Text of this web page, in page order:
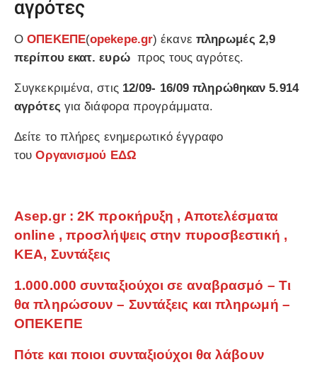
αγρότες
ΟΟΠΕΚΕΠΕ(opekepe.gr) έκανε πληρωμές 2,9
περίπου εκατ. ευρώ προς τους αγρότες.
Συγκεκριμένα, στις 12/09- 16/09 πληρώθηκαν 5.914
αγρότες για διάφορα προγράμματα.
Δείτε το πλήρες ενημερωτικό έγγραφο
τουΟργανισμού ΕΔΩ
Asep.gr : 2Κ προκήρυξη , Αποτελέσματα
online , προσλήψεις στην πυροσβεστική ,
ΚΕΑ, Συντάξεις
1.000.000 συνταξιούχοι σε αναβρασμό – Τι
θα πληρώσουν – Συντάξεις και πληρωμή –
ΟΠΕΚΕΠΕ
Πότε και ποιοι συνταξιούχοι θα λάβουν